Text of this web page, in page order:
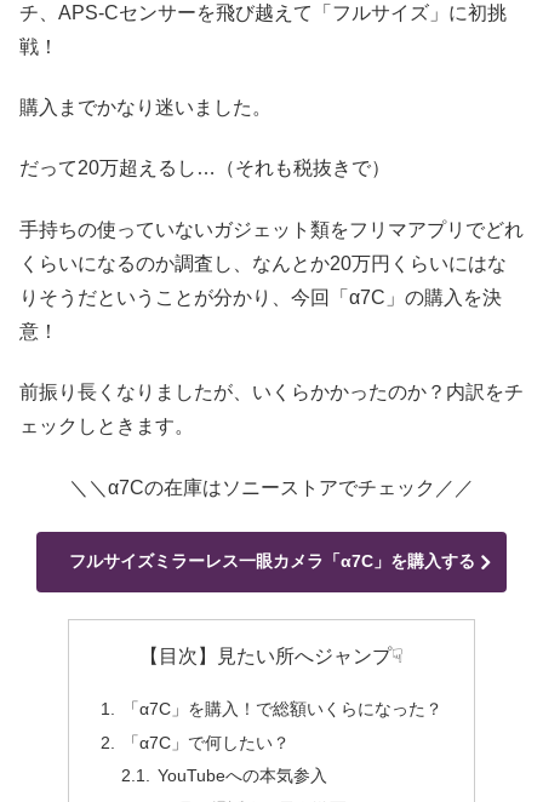
チ、APS-Cセンサーを飛び越えて「フルサイズ」に初挑
戦！
購入までかなり迷いました。
だって20万超えるし…（それも税抜きで）
手持ちの使っていないガジェット類をフリマアプリでどれ
くらいになるのか調査し、なんとか20万円くらいにはな
りそうだということが分かり、今回「α7C」の購入を決
意！
前振り長くなりましたが、いくらかかったのか？内訳をチ
ェックしときます。
＼＼α7Cの在庫はソニーストアでチェック／／
フルサイズミラーレス一眼カメラ「α7C」を購入する
【目次】見たい所へジャンプ☟
「α7C」を購入！で総額いくらになった？
「α7C」で何したい？
YouTubeへの本気参入